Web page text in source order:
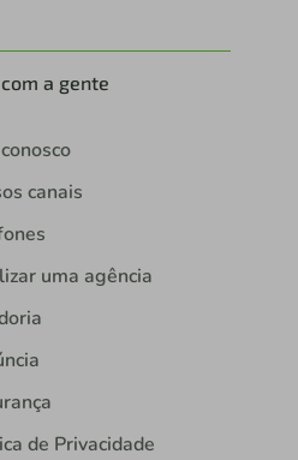
a gente
canais
uma agência
de Privacidade